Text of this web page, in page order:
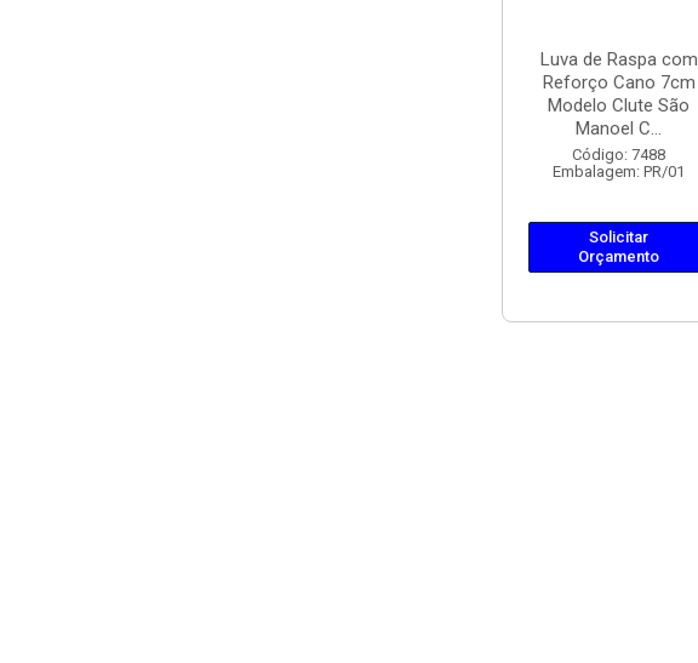
Luva de Raspa com
Reforço Cano 7cm
Modelo Clute São
Manoel C...
Código: 7488
Embalagem: PR/01
Solicitar
Orçamento